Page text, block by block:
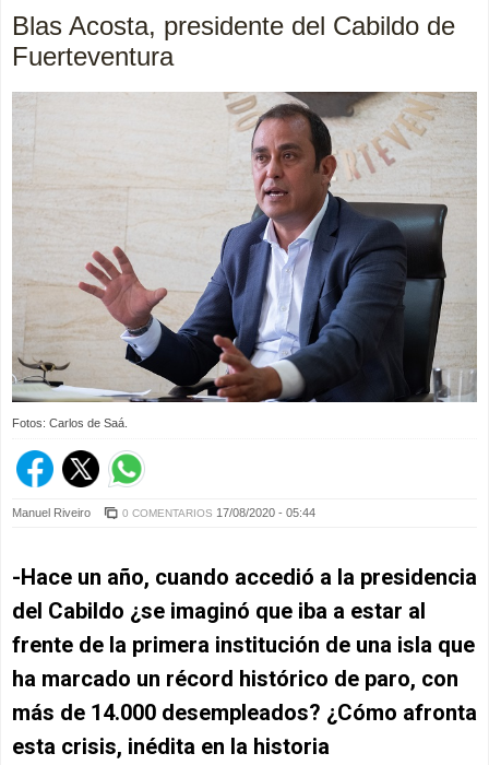
Blas Acosta, presidente del Cabildo de
Fuerteventura
Fotos: Carlos de Saá.
Manuel Riveiro 0 COMENTARIOS 17/08/2020 - 05:44
-Hace un año, cuando accedió a la presidencia
del Cabildo ¿se imaginó que iba a estar al
frente de la primera institución de una isla que
ha marcado un récord histórico de paro, con
más de 14.000 desempleados? ¿Cómo afronta
esta crisis, inédita en la historia